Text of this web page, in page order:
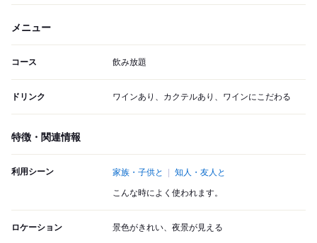
メニュー
コース 飲み放題
ドリンク ワインあり、カクテルあり、ワインにこだわる
特徴・関連情報
利用シーン 家族・子供と 知人・友人と
こんな時によく使われます。
ロケーション 景色がきれい、夜景が見える